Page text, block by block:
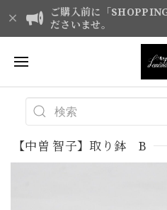
ご購入前に「
ださいませ。
【中曽 智子】取り鉢 B